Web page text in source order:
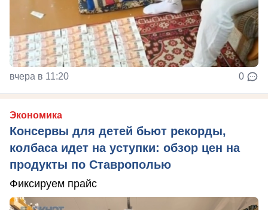
вчера в 11:20 0
Экономика
Консервы для детей бьют рекорды,
колбаса идет на уступки: обзор цен на
продукты по Ставрополью
Фиксируем прайс